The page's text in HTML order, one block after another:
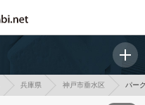
兵庫県 神戸市垂水区 パー